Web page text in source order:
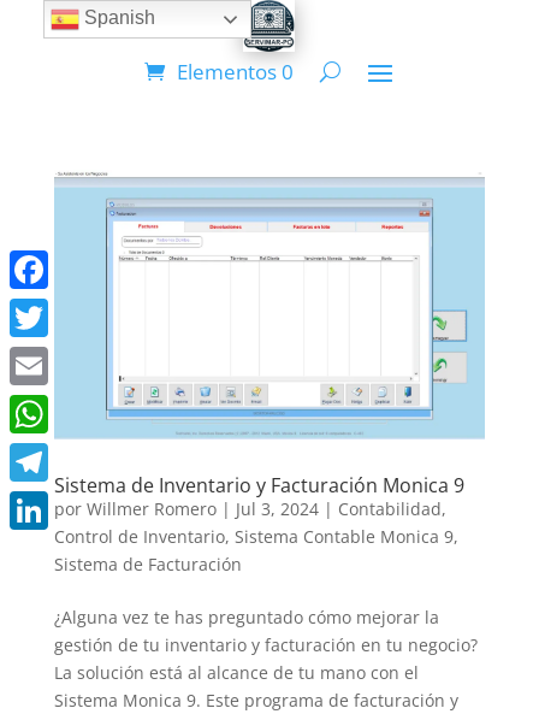
Elementos 0
Sistema de Inventario y Facturación Monica 9
por Willmer Romero| Jul 3, 2024| Contabilidad,
Control de Inventario, Sistema Contable Monica 9,
Sistema de Facturación
¿Alguna vez te has preguntado cómo mejorar la
gestión de tu inventario y facturación en tu negocio?
La solución está al alcance de tu mano con el
Sistema Monica 9. Este programa de facturación y
Facebook
Twitter
Email
WhatsApp
Telegram
LinkedIn
Spanish